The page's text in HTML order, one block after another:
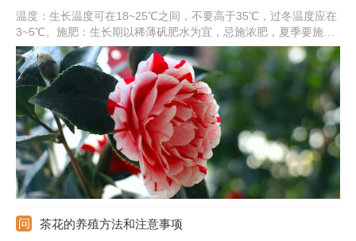
温度：生长温度可在18~25℃之间，不要高于35℃，过冬温度应在
3~5℃。施肥：生长期以稀薄矾肥水为宜，忌施浓肥，夏季要施加
磷钾肥。浇水：要浇透水，土壤应维持湿润状，夏季勤浇水，并多
给植株喷水。修剪：剪掉病弱枝、密枝、干枯枝等，并养殖1-2年
更换一次盆土。
茶花的养殖方法和注意事项